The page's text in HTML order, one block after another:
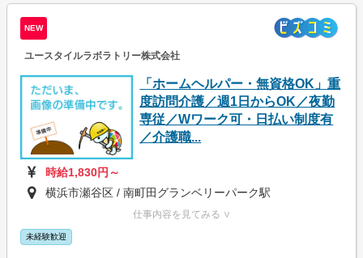
NEW
ユースタイルラボラトリー株式会社
「ホームヘルパー・無資格OK」重
度訪問介護／週1日からOK／夜勤
専従／Wワーク可・日払い制度有
／介護職...
時給1,830円～
横浜市瀬谷区 / 南町田グランベリーパーク駅
仕事内容を見てみる ∨
未経験歓迎